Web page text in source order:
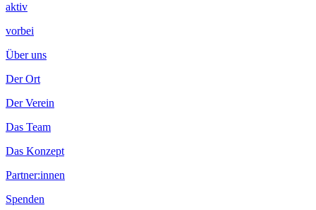
aktiv
vorbei
Über uns
Der Ort
Der Verein
Das Team
Das Konzept
Partner:innen
Spenden